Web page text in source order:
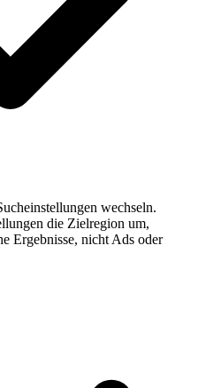
wechseln.
die Zielregion um,
Ergebnisse, nicht Ads oder